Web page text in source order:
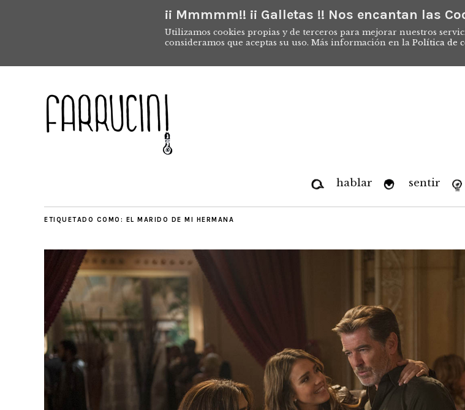
¡¡ Mmmmm!! ¡¡ Galletas !! Nos encantan las
Utilizamos cookies propias y de terceros para mejorar nuestros
consideramos que aceptas su uso. Más información en la Política de
hablar sentir
ETIQUETADO COMO: EL MARIDO DE MI HERMANA